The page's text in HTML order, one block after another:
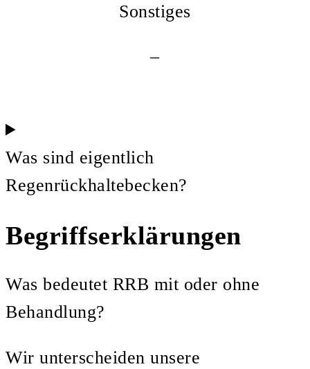
Sonstiges
–
Was sind eigentlich
Regenrückhaltebecken?
Begriffserklärungen
Was bedeutet RRB mit oder ohne
Behandlung?
Wir unterscheiden unsere